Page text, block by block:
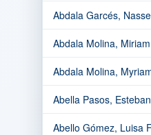
Abdala Garcés,
Abdala Molina,
Abdala Molina,
Abella Pasos,
Abello Gómez, Luisa